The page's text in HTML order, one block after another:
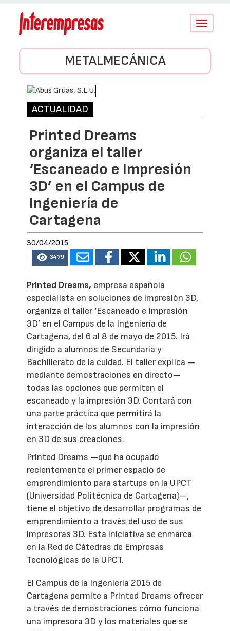
Conmutar
METALMECÁNICA
ACTUALIDAD
Printed Dreams
organiza el taller
‘Escaneado e Impresión
3D’ en el Campus de
Ingeniería de
Cartagena
30/04/2015
3479
Printed Dreams, empresa española
especialista en soluciones de impresión 3D,
organiza el taller ‘Escaneado e Impresión
3D’ en el Campus de la Ingeniería de
Cartagena, del 6 al 8 de mayo de 2015. Irá
dirigido a alumnos de Secundaria y
Bachillerato de la cuidad. El taller explica —
mediante demostraciones en directo—
todas las opciones que permiten el
escaneado y la impresión 3D. Contará con
una parte práctica que permitirá la
interacción de los alumnos con la impresión
en 3D de sus creaciones.
Printed Dreams —que ha ocupado
recientemente el primer espacio de
emprendimiento para startups en la UPCT
(Universidad Politécnica de Cartagena)—,
tiene el objetivo de desarrollar programas de
emprendimiento a través del uso de sus
impresoras 3D. Esta iniciativa se enmarca
en la Red de Cátedras de Empresas
Tecnológicas de la UPCT.
El Campus de la Ingeniería 2015 de
Cartagena permite a Printed Dreams ofrecer
a través de demostraciones cómo funciona
una impresora 3D y los materiales que se